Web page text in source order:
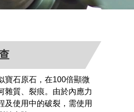
寶石原石，在100倍顯微
雜質、裂痕。由於內應力
及使用中的破裂，需使用